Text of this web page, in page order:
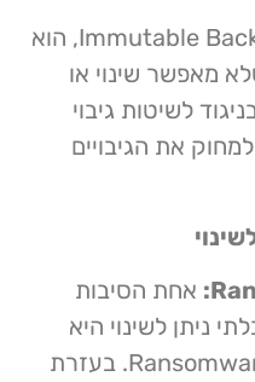
גיבוי בלתי ניתן לשינוי, או Immutable Backup, הוא
מאפשר שינוי או
לשיטות גיבוי
את הגיבויים
אחת הסיבות
ניתן לשינוי היא
ההגנה מפני התקפות Ransomware. בעזרת